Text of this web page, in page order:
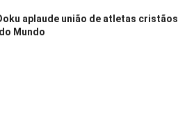
aplaude união de atletas cristãos
Mundo